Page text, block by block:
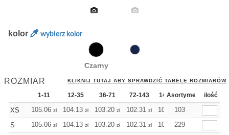
kolor wybierz kolor
Czarny
ROZMIAR KLIKNIJ TUTAJ ABY SPRAWDZIĆ TABELĘ ROZMIARÓW
1-11 12-35 36-71 72-143 144-287 288 Dodaj
Asortyment ilość
XS 105.06 zł 104.13 zł 103.20 zł 102.31 zł 101.38 zł
103
S
105.06 zł 104.13 zł 103.20 zł 102.31 zł 101.38 zł
229